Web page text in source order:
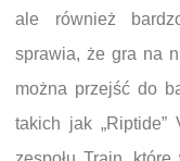
ale również
sprawia, że gra na
można przejść do
takich jak „Riptide”